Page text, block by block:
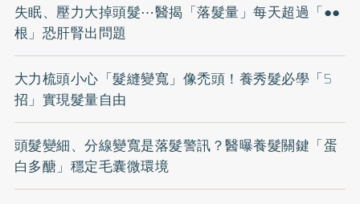
失眠、壓力大掉頭髮⋯醫揭「落髮量」每天超過「●●
根」恐肝腎出問題
大力梳頭小心「髮縫變寬」像禿頭！養秀髮必學「5
招」實現髮量自由
頭髮變細、分線變寬是落髮警訊？醫曝養髮關鍵「蛋
白多醣」穩定毛囊微環境